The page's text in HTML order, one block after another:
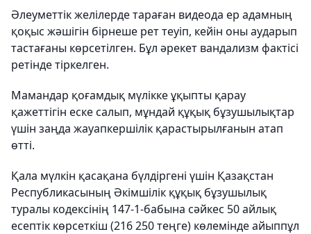
Әлеуметтік желілерде тараған видеода ер адамның
қоқыс жәшігін бірнеше рет теуіп, кейін оны аударып
тастағаны көрсетілген. Бұл әрекет вандализм фактісі
ретінде тіркелген.
Мамандар қоғамдық мүлікке ұқыпты қарау
қажеттігін еске салып, мұндай құқық бұзушылықтар
үшін заңда жауапкершілік қарастырылғанын атап
өтті.
Қала мүлкін қасақана бүлдіргені үшін Қазақстан
Республикасының Әкімшілік құқық бұзушылық
туралы кодексінің 147-1-бабына сәйкес 50 айлық
есептік көрсеткіш (216 250 теңге) көлемінде айыппұл